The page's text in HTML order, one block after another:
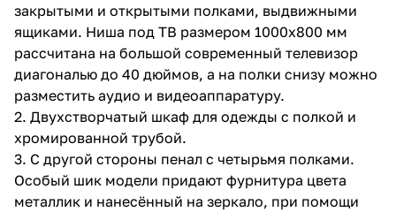
закрытыми и открытыми полками, выдвижными
ящиками. Ниша под ТВ размером 1000x800 мм
рассчитана на большой современный телевизор
диагональю до 40 дюймов, а на полки снизу можно
разместить аудио и видеоаппаратуру.
2. Двухстворчатый шкаф для одежды с полкой и
хромированной трубой.
3. С другой стороны пенал с четырьмя полками.
Особый шик модели придают фурнитура цвета
металлик и нанесённый на зеркало, при помощи